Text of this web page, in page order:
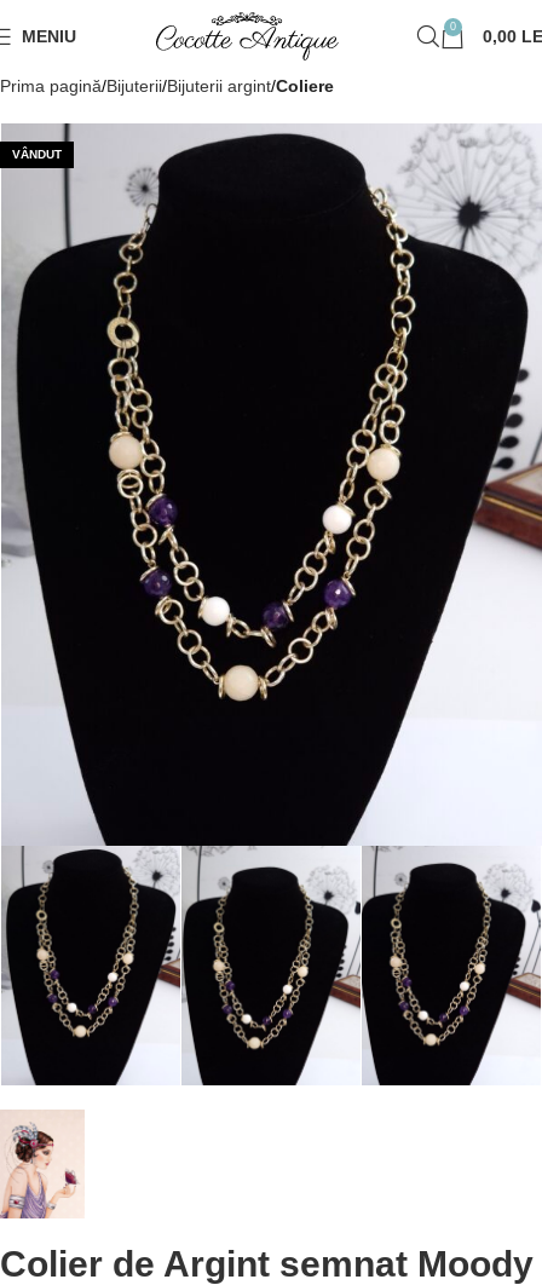
MENIU 0 0,00
Prima pagină Bijuterii Bijuterii argint Coliere
VÂNDUT
Colier de Argint semnat Moody